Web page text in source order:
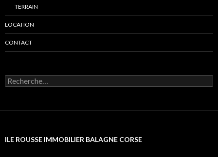
TERRAIN
LOCATION
CONTACT
R
e
h
ILE ROUSSE IMMOBILIER BALAGNE CORSE